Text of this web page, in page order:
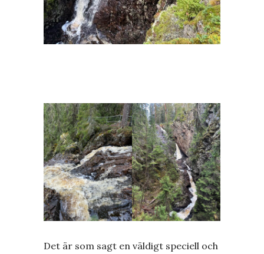
Det är som sagt en väldigt speciell och